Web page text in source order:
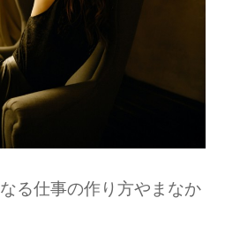
る仕事の作り方やまなか